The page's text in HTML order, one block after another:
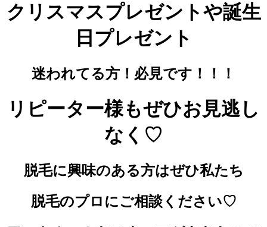
クリスマスプレゼントや誕生
日プレゼント
迷われてる方！必見です！！！
リピーター様もぜひお見逃し
なく♡
脱毛に興味のある方はぜひ私たち
脱毛のプロにご相談ください♡